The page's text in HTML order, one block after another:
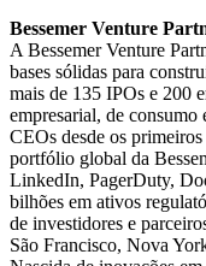
Bessemer Venture
A Bessemer Venture
bases sólidas para
mais de 135 IPOs e 200
empresarial, de consumo
CEOs desde os
portfólio global da
LinkedIn, PagerDuty,
bilhões em ativos
de investidores e
São Francisco, Nova